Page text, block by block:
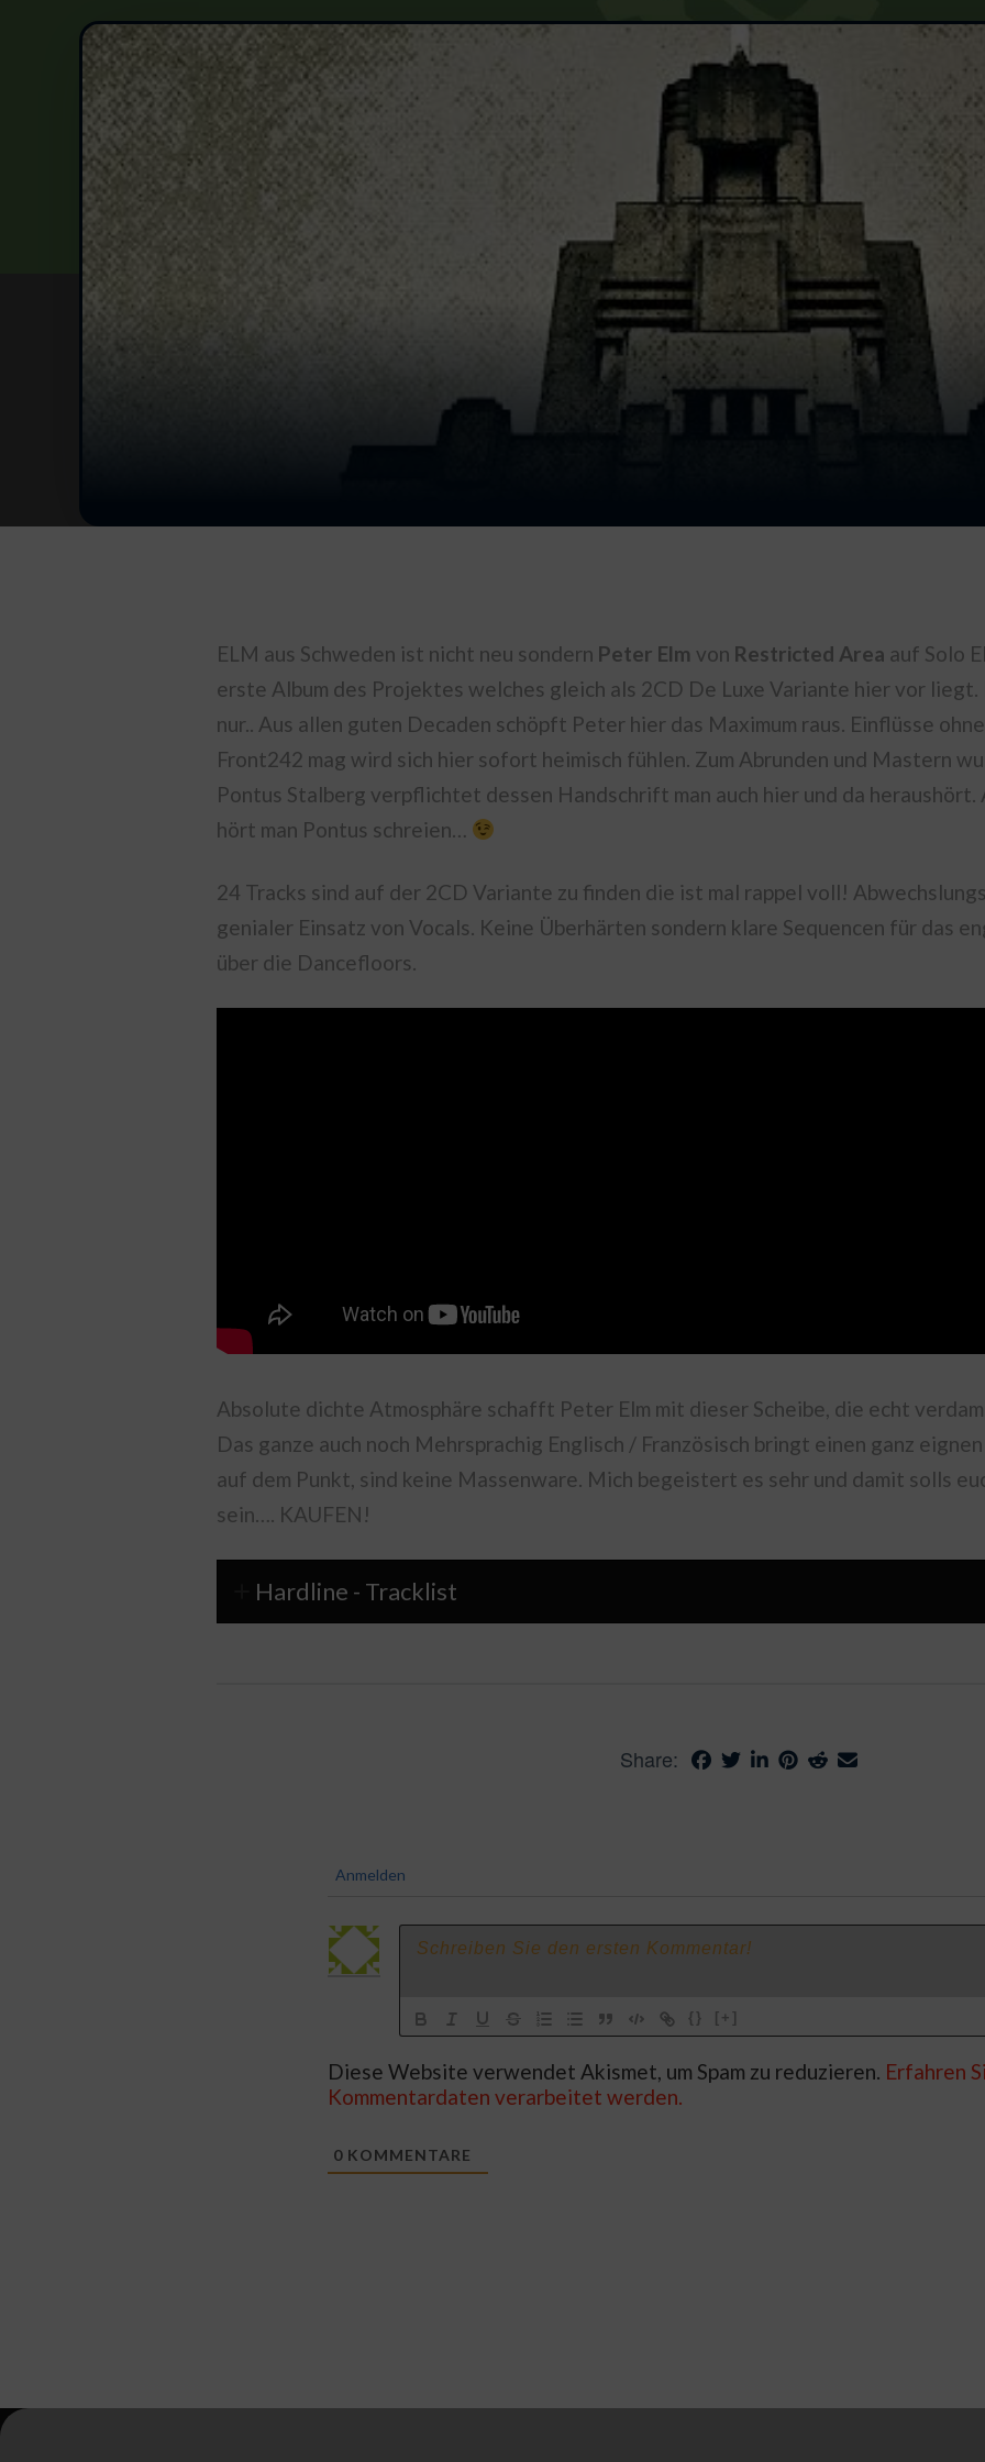
ELM aus Schweden ist nicht neu sondern Peter Elm von Restricted Area auf Solo
erste Album des Projektes welches gleich als 2CD De Luxe Variante hier vor
nur.. Aus allen guten Decaden schöpft Peter hier das Maximum raus. Einflüsse
Front242 mag wird sich hier sofort heimisch fühlen. Zum Abrunden und Mastern
Pontus Stalberg verpflichtet dessen Handschrift man auch hier und da heraushört.
hört man Pontus schreien…
24 Tracks sind auf der 2CD Variante zu finden die ist mal rappel voll!
genialer Einsatz von Vocals. Keine Überhärten sondern klare Sequencen für das
über die Dancefloors.
Absolute dichte Atmosphäre schafft Peter Elm mit dieser Scheibe, die echt
Das ganze auch noch Mehrsprachig Englisch / Französisch bringt einen ganz
auf dem Punkt, sind keine Massenware. Mich begeistert es sehr und damit solls
sein…. KAUFEN!
Hardline - Tracklist
Share:
Anmelden
{} [+]
Diese Website verwendet Akismet, um Spam zu reduzieren. Erfahren
Kommentardaten verarbeitet werden.
0 KOMMENTARE